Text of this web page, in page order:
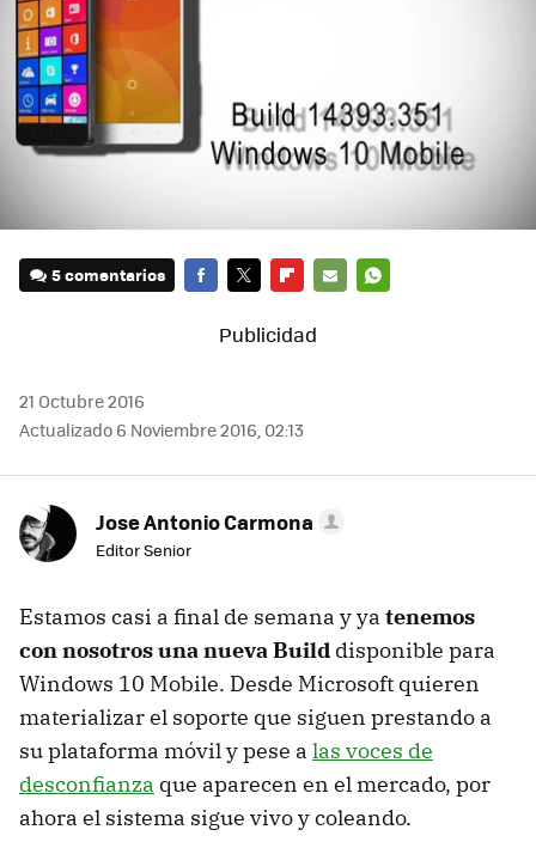
5 comentarios
MAIL
21 Octubre 2016
Actualizado 6 Noviembre 2016, 02:13
Jose Antonio Carmona
Editor Senior
Estamos casi a final de semana y ya tenemos
con nosotros una nueva Build disponible para
Windows 10 Mobile. Desde Microsoft quieren
materializar el soporte que siguen prestando a
su plataforma móvil y pese a las voces de
desconfianza que aparecen en el mercado, por
ahora el sistema sigue vivo y coleando.